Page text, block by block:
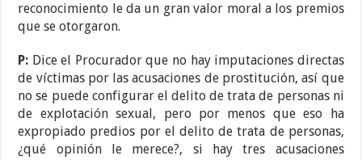
reconocimiento le da un gran valor moral a los premios
que se otorgaron.
P: Dice el Procurador que no hay imputaciones directas
de víctimas por las acusaciones de prostitución, así que
no se puede configurar el delito de trata de personas ni
de explotación sexual, pero por menos que eso ha
expropiado predios por el delito de trata de personas,
¿qué opinión le merece?, si hay tres acusaciones